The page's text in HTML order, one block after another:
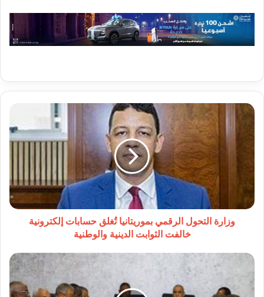
وزارة
التحول
الرقمي
بموريتانيا
حسابات
إلكترونية
خالفت
الثوابت
وزارة التحول الرقمي بموريتانيا تُغلق حسابات إلكترونية
خالفت الثوابت الدينية والوطنية
وزير
الداخلية
يجتمع
بالولاة